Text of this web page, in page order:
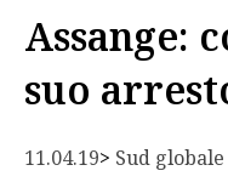
Assange:
suo
11.04.19> Sud globale